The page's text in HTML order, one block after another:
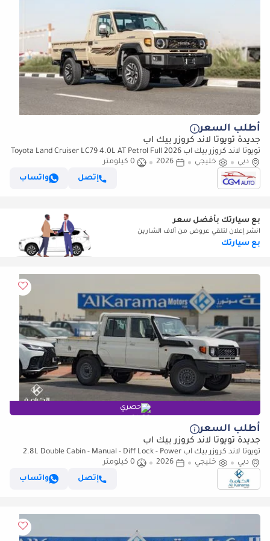
أطلب السعر
جديدة تويوتا لاند كروزر بيك آب
تويوتا لاند كروزر بيك آب 2026 Toyota Land Cruiser LC79 4.0L AT Petrol Full
Option (Beige-Brown)
دبي خليجي 2026
0 كيلومتر
إتصل
واتساب
بع سيارتك بأفضل سعر
انشر إعلان لتلقي عروض من آلاف الشارين
بع سيارتك
حصري
أطلب السعر
جديدة تويوتا لاند كروزر بيك آب
تويوتا لاند كروزر بيك آب 2.8L Double Cabin - Manual - Diff Lock - Power
Window - Snorkel - GCC
دبي خليجي 2026
0 كيلومتر
إتصل
واتساب